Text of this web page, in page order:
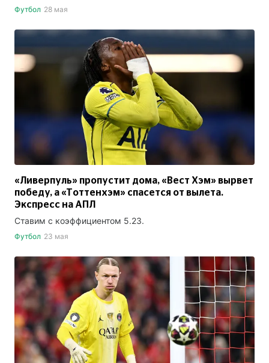
Футбол 28 мая
«Ливерпуль» пропустит дома, «Вест Хэм» вырвет
победу, а «Тоттенхэм» спасется от вылета.
Экспресс на АПЛ
Ставим с коэффициентом 5.23.
Футбол 23 мая